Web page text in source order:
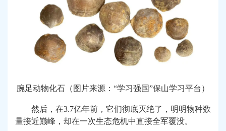
腕足动物化石（图片来源：“学习强国”保山学习平台）
然后，在3.7亿年前，它们彻底灭绝了，明明物种数
量接近巅峰，却在一次生态危机中直接全军覆没。